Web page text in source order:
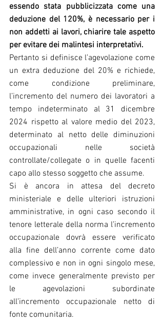
essendo stata pubblicizzata come una
deduzione del 120%, è necessario per i
non addetti ai lavori, chiarire tale aspetto
per evitare dei malintesi interpretativi.
Pertanto si definisce l’agevolazione come
un extra deduzione del 20% e richiede,
come condizione preliminare,
l’incremento del numero dei lavoratori a
tempo indeterminato al 31 dicembre
2024 rispetto al valore medio del 2023,
determinato al netto delle diminuzioni
occupazionali nelle società
controllate/collegate o in quelle facenti
capo allo stesso soggetto che assume.
Si è ancora in attesa del decreto
ministeriale e delle ulteriori istruzioni
amministrative, in ogni caso secondo il
tenore letterale della norma l’incremento
occupazionale dovrà essere verificato
alla fine dell’anno corrente come dato
complessivo e non in ogni singolo mese,
come invece generalmente previsto per
le agevolazioni subordinate
all’incremento occupazionale netto di
fonte comunitaria.